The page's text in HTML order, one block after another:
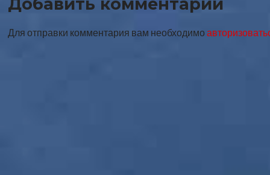
Для отправки комментария вам необходимо